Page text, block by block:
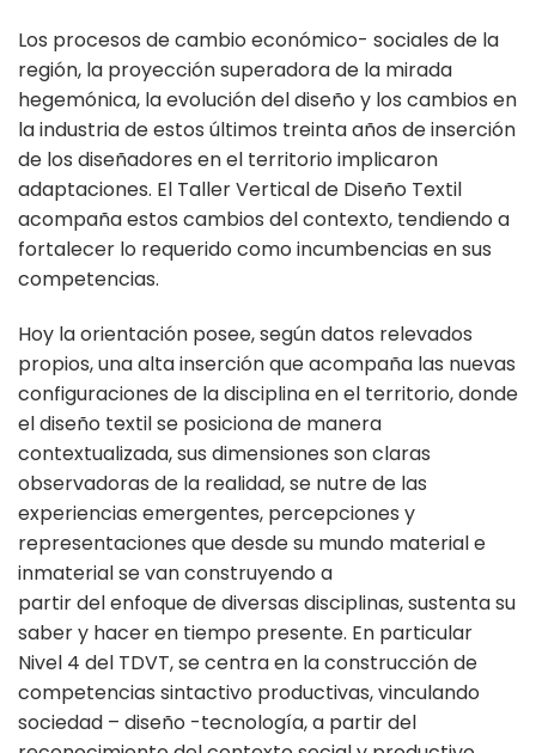
Los procesos de cambio económico- sociales de la
región, la proyección superadora de la mirada
hegemónica, la evolución del diseño y los cambios en
la industria de estos últimos treinta años de inserción
de los diseñadores en el territorio implicaron
adaptaciones. El Taller Vertical de Diseño Textil
acompaña estos cambios del contexto, tendiendo a
fortalecer lo requerido como incumbencias en sus
competencias.
Hoy la orientación posee, según datos relevados
propios, una alta inserción que acompaña las nuevas
configuraciones de la disciplina en el territorio, donde
el diseño textil se posiciona de manera
contextualizada, sus dimensiones son claras
observadoras de la realidad, se nutre de las
experiencias emergentes, percepciones y
representaciones que desde su mundo material e
inmaterial se van construyendo a
partir del enfoque de diversas disciplinas, sustenta su
saber y hacer en tiempo presente. En particular
Nivel 4 del TDVT, se centra en la construcción de
competencias sintactivo productivas, vinculando
sociedad – diseño -tecnología, a partir del